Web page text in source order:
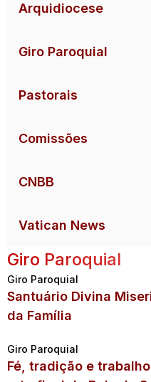
Arquidiocese
Giro Paroquial
Pastorais
Comissões
CNBB
Vatican News
Giro Paroquial
Giro Paroquial
Santuário Divina
da Família
Giro Paroquial
Fé, tradição e